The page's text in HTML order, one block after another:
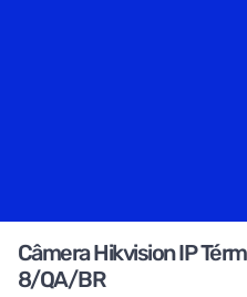
Câmera Hikvision IP
8/QA/BR